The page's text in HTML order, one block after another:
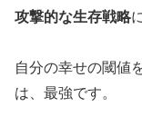
攻撃的な生存戦略
自分の幸せの閾値
は、最強です。